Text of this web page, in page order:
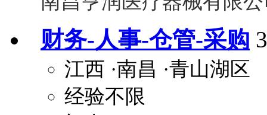
财务-人事-仓管-采购
江西 ·南昌 ·青山湖区
经验不限